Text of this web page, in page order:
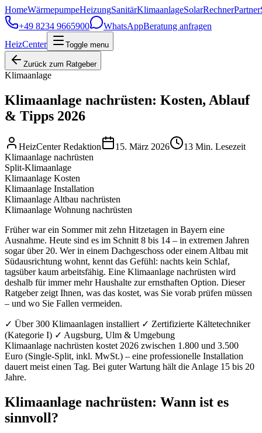
HomeWärmepumpeHeizungSanitärKlimaanlageSolarRechnerPartner
+49 8234 9665900
WhatsAppBeratung anfragen
HeizCenter
Toggle menu
Zurück zum Ratgeber
Klimaanlage
Klimaanlage nachrüsten: Kosten, Ablauf
& Tipps 2026
HeizCenter Redaktion 15. März 2026 13 Min. Lesezeit
Klimaanlage nachrüsten
Split-Klimaanlage
Klimaanlage Kosten
Klimaanlage Installation
Klimaanlage Altbau nachrüsten
Klimaanlage Wohnung nachrüsten
Früher war ein Sommer mit zehn Hitzetagen in Bayern eine
Ausnahme. Heute sind es im Schnitt 8 bis 14 – in extremen Jahren
sogar über 20. Wer in einem Dachgeschoss oder einem Altbau mit
Südausrichtung wohnt, kennt das Gefühl: nachts kein Schlaf,
tagsüber kaum arbeitsfähig. Eine Klimaanlage nachrüsten wird
deshalb für immer mehr Haushalte zur ernsthaften Option. Dieser
Ratgeber zeigt Ihnen, was das kostet, was Sie vorab prüfen müssen
– und wo Sie Fallen vermeiden.
✓ Über 300 Klimaanlagen installiert ✓ Zertifizierte Kältetechniker
(Kategorie I) ✓ Augsburg, Ulm & Umgebung
Klimaanlage nachrüsten kostet 2026 zwischen 1.800 und 3.500
Euro (Single-Split, inkl. MwSt.) – eine professionelle Installation
dauert meist einen Tag. Bei guter Wartung hält die Anlage 15 bis 20
Jahre.
Klimaanlage nachrüsten: Wann ist es
sinnvoll?